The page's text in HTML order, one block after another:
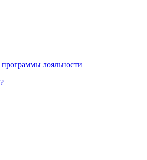
лояльности